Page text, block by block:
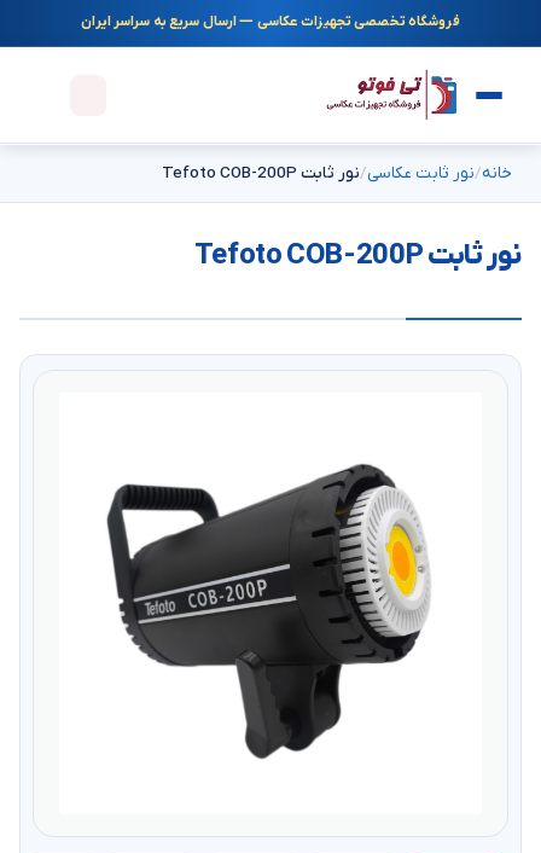
فروشگاه تخصصی تجهیزات عکاسی — ارسال سریع به سراسر ایران
خانه نور ثابت عکاسی نور ثابت Tefoto COB-200P
نور ثابت Tefoto COB-200P